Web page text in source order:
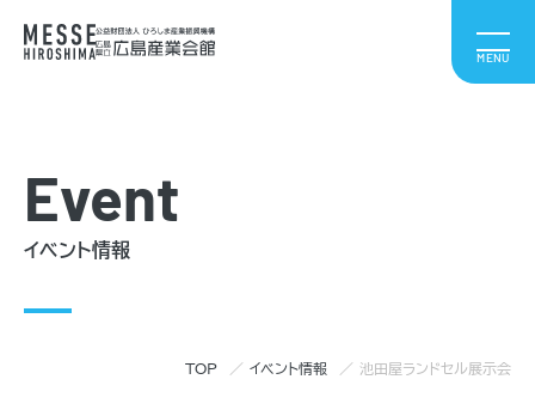
Event
イベント情報
TOP イベント情報 池田屋ランドセル展示会